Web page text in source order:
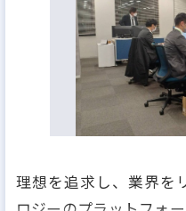
理想を追求し、業界を